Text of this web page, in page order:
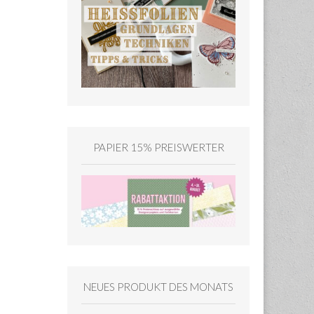
PAPIER 15% PREISWERTER
NEUES PRODUKT DES MONATS